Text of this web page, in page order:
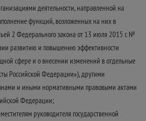
деятельности, направленной на
функций, возложенных на них в
2 Федерального закона от 13 июля 2015 г. №
развитию и повышению эффективности
сфере и о внесении изменений в отдельные
Российской Федерации»), другими
и иными нормативными правовыми актами
Федерации;
руководителя государственной